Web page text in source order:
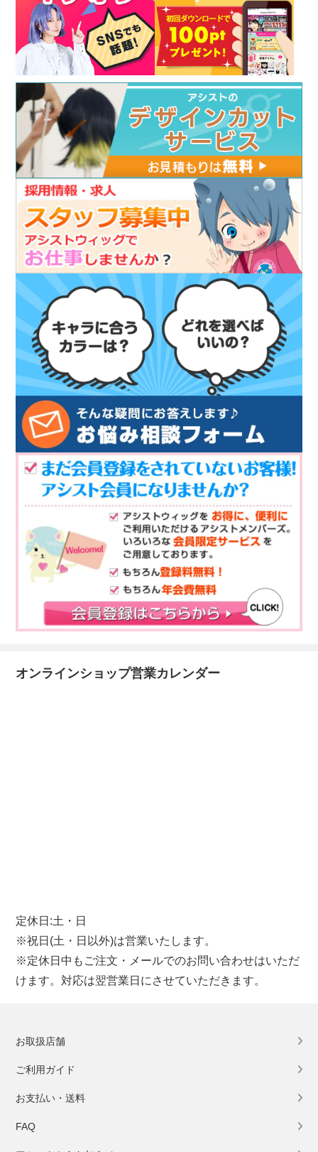
オンラインショップ営業カレンダー
定休日:土・日
※祝日(土・日以外)は営業いたします。
※定休日中もご注文・メールでのお問い合わせはいただ
けます。対応は翌営業日にさせていただきます。
お取扱店舗
ご利用ガイド
お支払い・送料
FAQ